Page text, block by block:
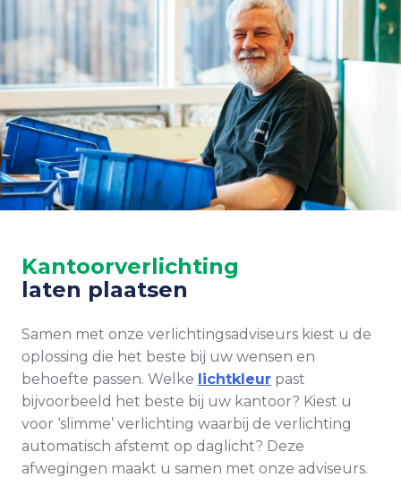
Kantoorverlichting
laten plaatsen
Samen met onze verlichtingsadviseurs kiest u de
oplossing die het beste bij uw wensen en
behoefte passen. Welke lichtkleur past
bijvoorbeeld het beste bij uw kantoor? Kiest u
voor ‘slimme’ verlichting waarbij de verlichting
automatisch afstemt op daglicht? Deze
afwegingen maakt u samen met onze adviseurs.